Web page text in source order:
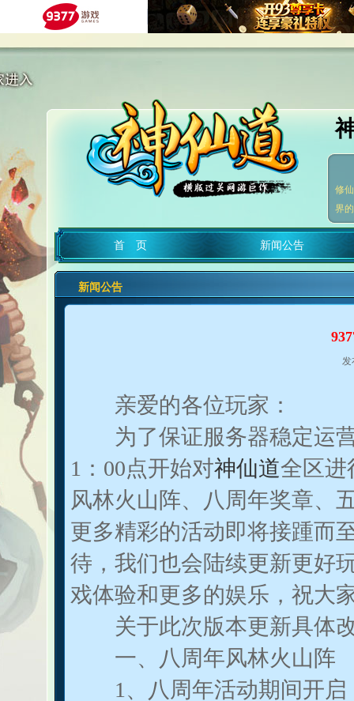
修
界
首 页 新闻公告
新闻公告
发
亲爱的各位玩家：
为了保证服务器稳定运
1：00点开始对神仙道全区进
风林火山阵、八周年奖章、
更多精彩的活动即将接踵而
待，我们也会陆续更新更好
戏体验和更多的娱乐，祝大
关于此次版本更新具体
一、八周年风林火山阵
1、八周年活动期间开启